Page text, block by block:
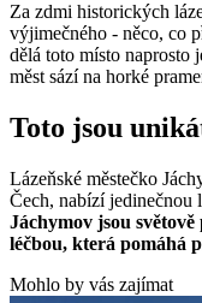
Za zdmi historických
výjimečného - něco, co
dělá toto místo naprosto
měst sází na horké
Toto jsou
Lázeňské městečko
Čech, nabízí jedinečnou
Jáchymov jsou
léčbou, která pomáhá
Mohlo by vás zajímat